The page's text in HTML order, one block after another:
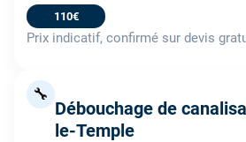
110€
Prix indicatif, confirmé sur devis
🔧
Débouchage de
le-Temple